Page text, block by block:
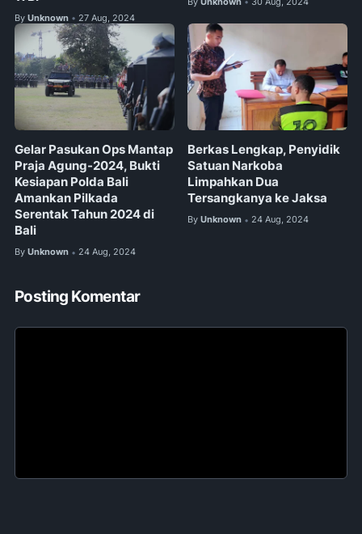
By Unknown • 27 Aug, 2024
Gelar Pasukan Ops Mantap
Praja Agung-2024, Bukti
Kesiapan Polda Bali
Amankan Pilkada
Serentak Tahun 2024 di
Bali
By Unknown • 24 Aug, 2024
Berkas Lengkap, Penyidik
Satuan Narkoba
Limpahkan Dua
Tersangkanya ke Jaksa
By Unknown • 24 Aug, 2024
Posting Komentar